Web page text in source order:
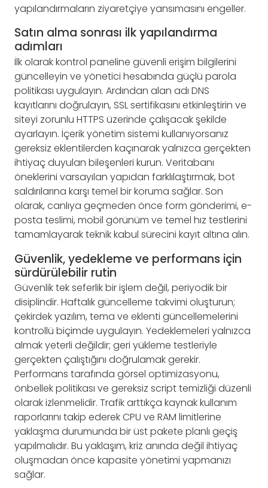
yapılandırmaların ziyaretçiye yansımasını engeller.
Satın alma sonrası ilk yapılandırma
adımları
İlk olarak kontrol paneline güvenli erişim bilgilerini
güncelleyin ve yönetici hesabında güçlü parola
politikası uygulayın. Ardından alan adı DNS
kayıtlarını doğrulayın, SSL sertifikasını etkinleştirin ve
siteyi zorunlu HTTPS üzerinde çalışacak şekilde
ayarlayın. İçerik yönetim sistemi kullanıyorsanız
gereksiz eklentilerden kaçınarak yalnızca gerçekten
ihtiyaç duyulan bileşenleri kurun. Veritabanı
öneklerini varsayılan yapıdan farklılaştırmak, bot
saldırılarına karşı temel bir koruma sağlar. Son
olarak, canlıya geçmeden önce form gönderimi, e-
posta teslimi, mobil görünüm ve temel hız testlerini
tamamlayarak teknik kabul sürecini kayıt altına alın.
Güvenlik, yedekleme ve performans için
sürdürülebilir rutin
Güvenlik tek seferlik bir işlem değil, periyodik bir
disiplindir. Haftalık güncelleme takvimi oluşturun;
çekirdek yazılım, tema ve eklenti güncellemelerini
kontrollü biçimde uygulayın. Yedeklemeleri yalnızca
almak yeterli değildir; geri yükleme testleriyle
gerçekten çalıştığını doğrulamak gerekir.
Performans tarafında görsel optimizasyonu,
önbellek politikası ve gereksiz script temizliği düzenli
olarak izlenmelidir. Trafik arttıkça kaynak kullanım
raporlarını takip ederek CPU ve RAM limitlerine
yaklaşma durumunda bir üst pakete planlı geçiş
yapılmalıdır. Bu yaklaşım, kriz anında değil ihtiyaç
oluşmadan önce kapasite yönetimi yapmanızı
sağlar.